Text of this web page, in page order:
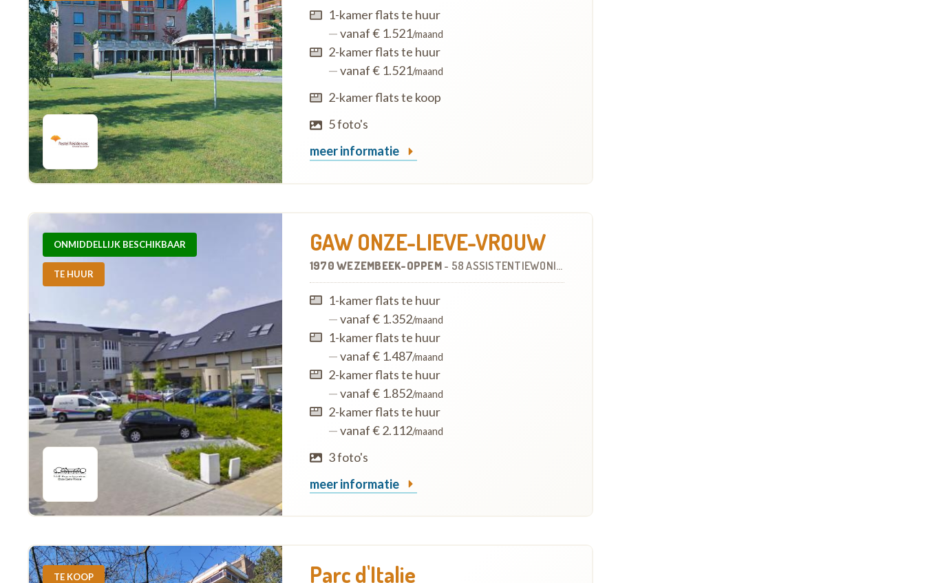
1-kamer flats te huur
—vanaf € 1.521/maand
2-kamer flats te huur
—vanaf € 1.521/maand
2-kamer flats te koop
5 foto's
meer informatie
ONMIDDELLIJK BESCHIKBAAR
TE HUUR
GAW ONZE-LIEVE-VROUW
1970 WEZEMBEEK-OPPEM - 58 ASSISTENTIEWONINGEN
1-kamer flats te huur
—vanaf € 1.352/maand
1-kamer flats te huur
—vanaf € 1.487/maand
2-kamer flats te huur
—vanaf € 1.852/maand
2-kamer flats te huur
—vanaf € 2.112/maand
3 foto's
meer informatie
TE KOOP Parc d'Italie